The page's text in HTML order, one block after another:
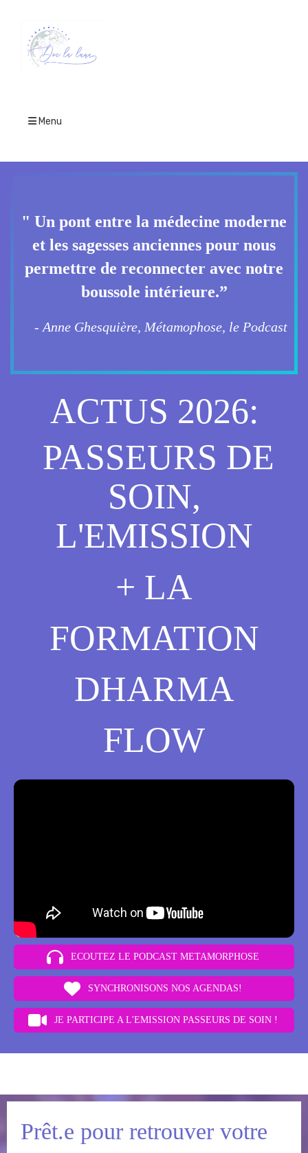
Menu
" Un pont entre la médecine moderne
et les sagesses anciennes pour nous
permettre de reconnecter avec notre
boussole intérieure.”
- Anne Ghesquière, Métamophose, le Podcast
ACTUS 2026:
PASSEURS DE
SOIN,
L'EMISSION
+ LA
FORMATION
DHARMA
FLOW
ECOUTEZ LE PODCAST METAMORPHOSE
SYNCHRONISONS NOS AGENDAS!
JE PARTICIPE A L'EMISSION PASSEURS DE SOIN !
Prêt.e pour retrouver votre